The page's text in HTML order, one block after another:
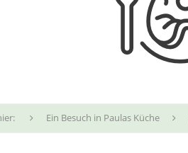
Ein Besuch in Paulas Küche